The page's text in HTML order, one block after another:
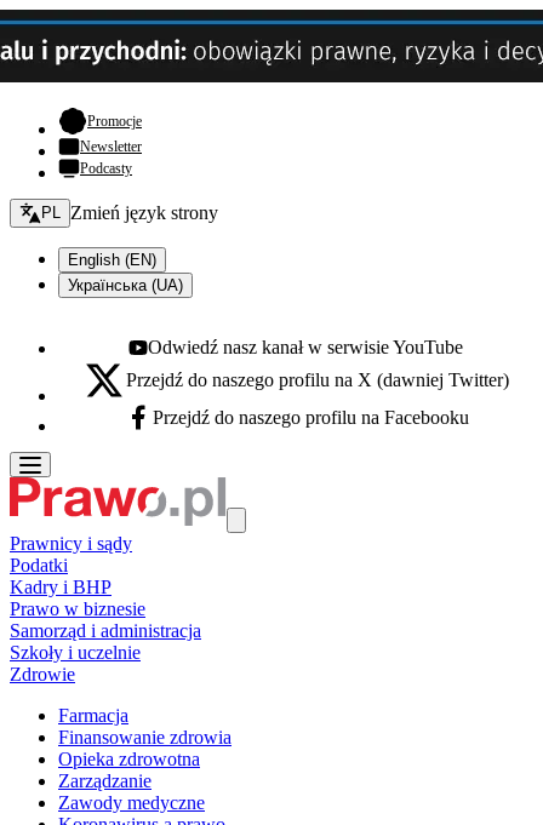
Promocje- otwiera się w nowej karcie
Newsletter
Podcasty
Zmień język - bieżący:
PL Zmień język strony
English (EN)
Українська (UA)
Youtube - otwiera się w nowej karcie
Odwiedź nasz kanał w serwisie YouTube
X - otwiera się w nowej karcie
Przejdź do naszego profilu na X (dawniej Twitter)
Facebook - otwiera się w nowej karcie
Przejdź do naszego profilu na Facebooku
Prawnicy i sądy
Podatki
Kadry i BHP
Prawo w biznesie
Samorząd i administracja
Szkoły i uczelnie
Zdrowie
Farmacja
Finansowanie zdrowia
Opieka zdrowotna
Zarządzanie
Zawody medyczne